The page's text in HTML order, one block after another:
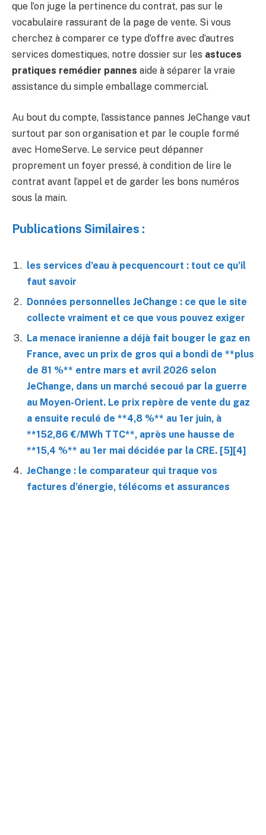
que l’on juge la pertinence du contrat, pas sur le
vocabulaire rassurant de la page de vente. Si vous
cherchez à comparer ce type d’offre avec d’autres
services domestiques, notre dossier sur les astuces
pratiques remédier pannes aide à séparer la vraie
assistance du simple emballage commercial.
Au bout du compte, l’assistance pannes JeChange vaut
surtout par son organisation et par le couple formé
avec HomeServe. Le service peut dépanner
proprement un foyer pressé, à condition de lire le
contrat avant l’appel et de garder les bons numéros
sous la main.
Publications Similaires :
les services d’eau à pecquencourt : tout ce qu’il
faut savoir
Données personnelles JeChange : ce que le site
collecte vraiment et ce que vous pouvez exiger
La menace iranienne a déjà fait bouger le gaz en
France, avec un prix de gros qui a bondi de **plus
de 81 %** entre mars et avril 2026 selon
JeChange, dans un marché secoué par la guerre
au Moyen-Orient. Le prix repère de vente du gaz
a ensuite reculé de **4,8 %** au 1er juin, à
**152,86 €/MWh TTC**, après une hausse de
**15,4 %** au 1er mai décidée par la CRE. [5][4]
JeChange : le comparateur qui traque vos
factures d’énergie, télécoms et assurances